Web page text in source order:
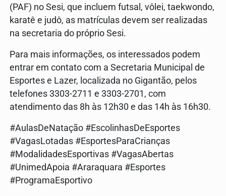
(PAF) no Sesi, que incluem futsal, vôlei, taekwondo,
karatê e judô, as matrículas devem ser realizadas
na secretaria do próprio Sesi.
Para mais informações, os interessados podem
entrar em contato com a Secretaria Municipal de
Esportes e Lazer, localizada no Gigantão, pelos
telefones 3303-2711 e 3303-2701, com
atendimento das 8h às 12h30 e das 14h às 16h30.
#AulasDeNatação #EscolinhasDeEsportes
#VagasLotadas #EsportesParaCrianças
#ModalidadesEsportivas #VagasAbertas
#UnimedApoia #Araraquara #Esportes
#ProgramaEsportivo